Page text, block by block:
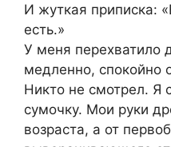
И жуткая приписка:
есть.»
У меня перехватило
медленно, спокойно
Никто не смотрел. Я
сумочку. Мои руки
возраста, а от